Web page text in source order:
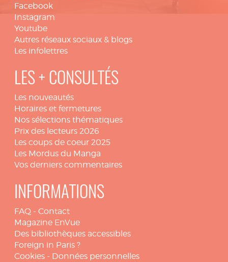
Facebook
Instagram
Youtube
Autres réseaux sociaux & blogs
Les infolettres
LES + CONSULTÉS
Les nouveautés
Horaires et fermetures
Nos sélections thématiques
Prix des lecteurs 2026
Les coups de coeur 2025
Les Mordus du Manga
Vos derniers commentaires
INFORMATIONS
FAQ - Contact
Magazine EnVue
Des bibliothèques accessibles
Foreign in Paris ?
Cookies - Données personnelles